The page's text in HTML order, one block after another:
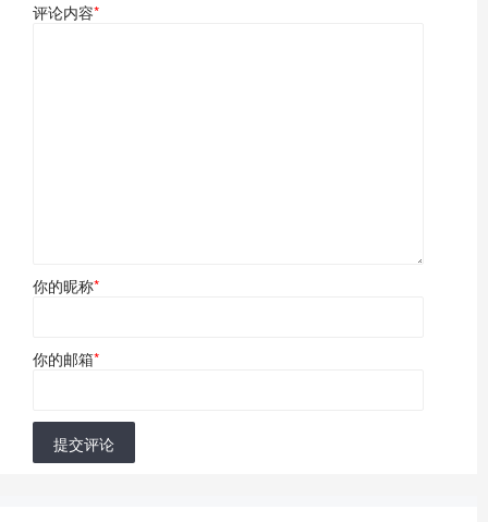
评论内容*
你的昵称*
你的邮箱*
提交评论